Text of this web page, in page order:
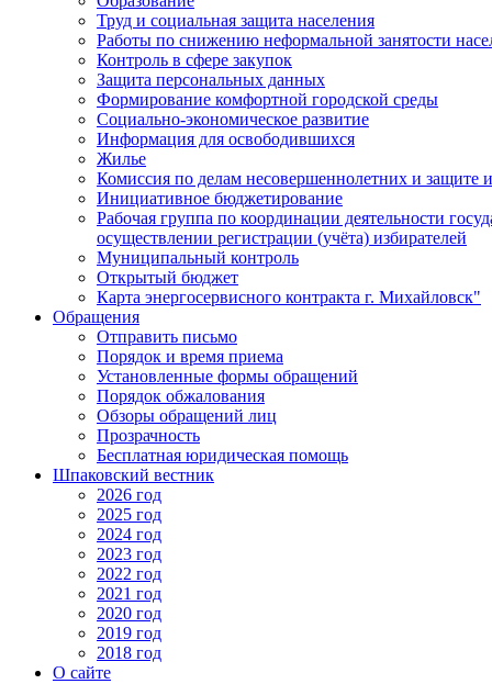
Труд и социальная защита населения
Работы по снижению неформальной занятости
Контроль в сфере закупок
Защита персональных данных
Формирование комфортной городской среды
Социально-экономическое развитие
Информация для освободившихся
Жилье
Комиссия по делам несовершеннолетних и защите
Инициативное бюджетирование
Рабочая группа по координации деятельности
осуществлении регистрации (учёта) избирателей
Муниципальный контроль
Открытый бюджет
Карта энергосервисного контракта г. Михайловск"
Обращения
Отправить письмо
Порядок и время приема
Установленные формы обращений
Порядок обжалования
Обзоры обращений лиц
Прозрачность
Бесплатная юридическая помощь
Шпаковский вестник
2026 год
2025 год
2024 год
2023 год
2022 год
2021 год
2020 год
2019 год
2018 год
О сайте